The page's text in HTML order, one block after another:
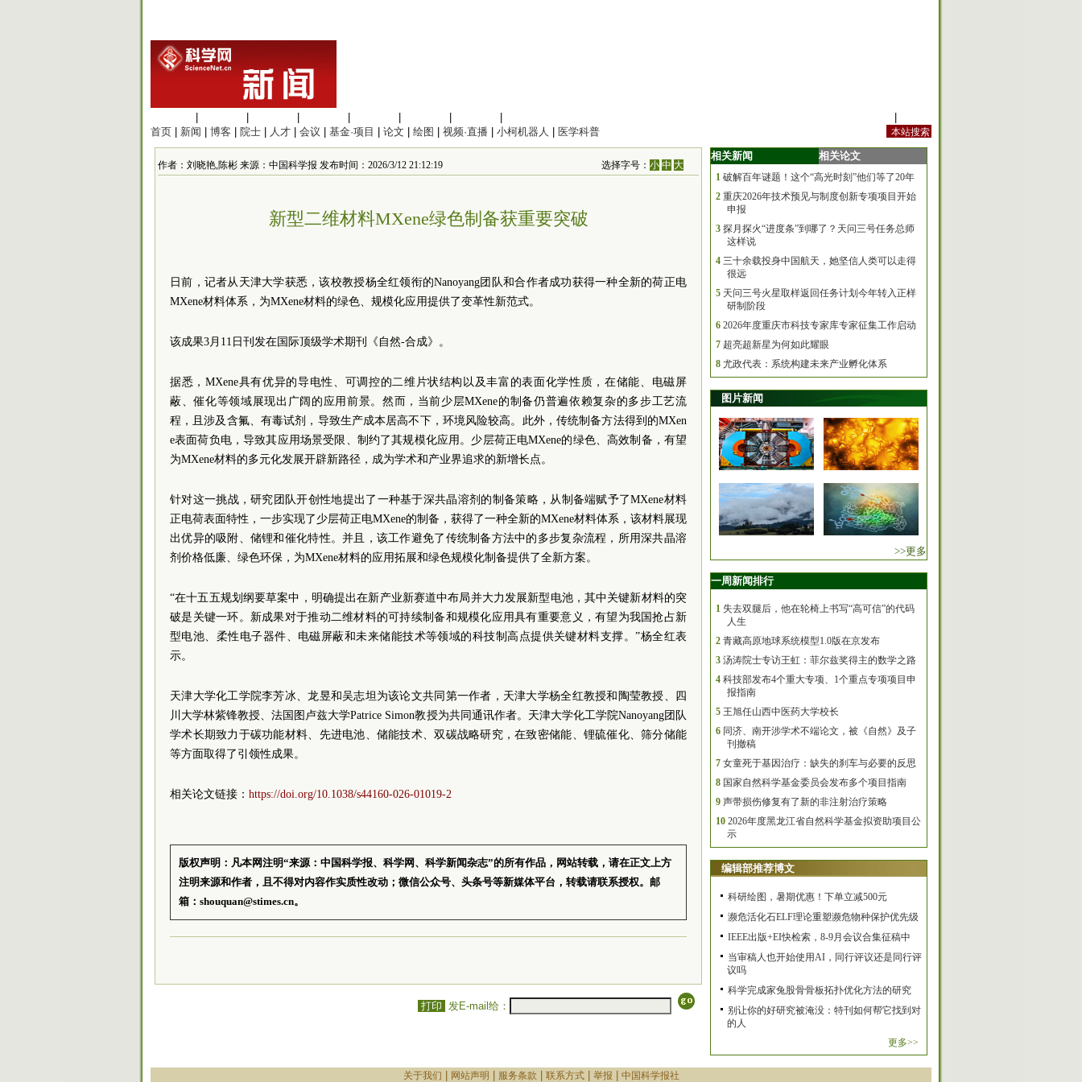
首页
新闻 博客 院士 人才 会议 基金·项目 论文 绘图 视频·直播 小柯机器人 医学科普
作者：刘晓艳,陈彬 来源：中国科学报 发布时间：2026/3/12 21:12:19 选择字号：小 中 大
新型二维材料MXene绿色制备获重要突破
日前，记者从天津大学获悉，该校教授杨全红领衔的Nanoyang团队和合作者成功获得一种全新的荷正电
MXene材料体系，为MXene材料的绿色、规模化应用提供了变革性新范式。
该成果3月11日刊发在国际顶级学术期刊《自然-合成》。
据悉，MXene具有优异的导电性、可调控的二维片状结构以及丰富的表面化学性质，在储能、电磁屏
蔽、催化等领域展现出广阔的应用前景。然而，当前少层MXene的制备仍普遍依赖复杂的多步工艺流
程，且涉及含氟、有毒试剂，导致生产成本居高不下，环境风险较高。此外，传统制备方法得到的MXen
e表面荷负电，导致其应用场景受限、制约了其规模化应用。少层荷正电MXene的绿色、高效制备，有望
为MXene材料的多元化发展开辟新路径，成为学术和产业界追求的新增长点。
针对这一挑战，研究团队开创性地提出了一种基于深共晶溶剂的制备策略，从制备端赋予了MXene材料
正电荷表面特性，一步实现了少层荷正电MXene的制备，获得了一种全新的MXene材料体系，该材料展现
出优异的吸附、储锂和催化特性。并且，该工作避免了传统制备方法中的多步复杂流程，所用深共晶溶
剂价格低廉、绿色环保，为MXene材料的应用拓展和绿色规模化制备提供了全新方案。
“在十五五规划纲要草案中，明确提出在新产业新赛道中布局并大力发展新型电池，其中关键新材料的突
破是关键一环。新成果对于推动二维材料的可持续制备和规模化应用具有重要意义，有望为我国抢占新
型电池、柔性电子器件、电磁屏蔽和未来储能技术等领域的科技制高点提供关键材料支撑。”杨全红表
示。
天津大学化工学院李芳冰、龙昱和吴志坦为该论文共同第一作者，天津大学杨全红教授和陶莹教授、四
川大学林紫锋教授、法国图卢兹大学Patrice Simon教授为共同通讯作者。天津大学化工学院Nanoyang团队
学术长期致力于碳功能材料、先进电池、储能技术、双碳战略研究，在致密储能、锂硫催化、筛分储能
等方面取得了引领性成果。
相关论文链接： https://doi.org/10.1038/s44160-026-01019-2
版权声明：凡本网注明“来源：中国科学报、科学网、科学新闻杂志”的所有作品，网站转载，请在正文上方
注明来源和作者，且不得对内容作实质性改动；微信公众号、头条号等新媒体平台，转载请联系授权。邮
箱：shouquan@stimes.cn。
打印 发E-mail给：
相关新闻 相关论文
1 破解百年谜题！这个“高光时刻”他们等了20年
2 重庆2026年技术预见与制度创新专项项目开始
申报
3 探月探火“进度条”到哪了？天问三号任务总师
这样说
4 三十余载投身中国航天，她坚信人类可以走得
很远
5 天问三号火星取样返回任务计划今年转入正样
研制阶段
6 2026年度重庆市科技专家库专家征集工作启动
7 超亮超新星为何如此耀眼
8 尤政代表：系统构建未来产业孵化体系
图片新闻
>>更多
一周新闻排行
1 失去双腿后，他在轮椅上书写“高可信”的代码
人生
2 青藏高原地球系统模型1.0版在京发布
3 汤涛院士专访王虹：菲尔兹奖得主的数学之路
4 科技部发布4个重大专项、1个重点专项项目申
报指南
5 王旭任山西中医药大学校长
6 同济、南开涉学术不端论文，被《自然》及子
刊撤稿
7 女童死于基因治疗：缺失的刹车与必要的反思
8 国家自然科学基金委员会发布多个项目指南
9 声带损伤修复有了新的非注射治疗策略
10 2026年度黑龙江省自然科学基金拟资助项目公
示
编辑部推荐博文
科研绘图，暑期优惠！下单立减500元
濒危活化石ELF理论重塑濒危物种保护优先级
IEEE出版+EI快检索，8-9月会议合集征稿中
当审稿人也开始使用AI，同行评议还是同行评
议吗
科学完成家兔股骨骨板拓扑优化方法的研究
别让你的好研究被淹没：特刊如何帮它找到对
的人
更多>>
关于我们 网站声明 服务条款 联系方式| 举报 中国科学报社